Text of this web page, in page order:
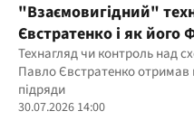
"Взаємовигідний"
Євстратенко і як
бюджетних мільйонів?
Технагляд чи контроль над
Павло Євстратенко отримав
підряди
30.07.2026 14:00